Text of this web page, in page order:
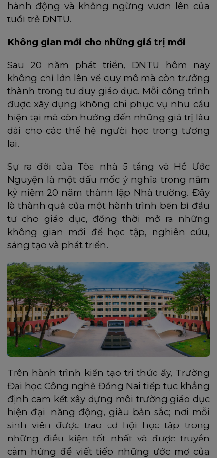
hành động và không ngừng vươn lên của
tuổi trẻ DNTU.
Không gian mới cho những giá trị mới
Sau 20 năm phát triển, DNTU hôm nay
không chỉ lớn lên về quy mô mà còn trưởng
thành trong tư duy giáo dục. Mỗi công trình
được xây dựng không chỉ phục vụ nhu cầu
hiện tại mà còn hướng đến những giá trị lâu
dài cho các thế hệ người học trong tương
lai.
Sự ra đời của Tòa nhà 5 tầng và Hồ Ước
Nguyện là một dấu mốc ý nghĩa trong năm
kỷ niệm 20 năm thành lập Nhà trường. Đây
là thành quả của một hành trình bền bỉ đầu
tư cho giáo dục, đồng thời mở ra những
không gian mới để học tập, nghiên cứu,
sáng tạo và phát triển.
Trên hành trình kiến tạo tri thức ấy, Trường
Đại học Công nghệ Đồng Nai tiếp tục khẳng
định cam kết xây dựng môi trường giáo dục
hiện đại, năng động, giàu bản sắc; nơi mỗi
sinh viên được trao cơ hội học tập trong
những điều kiện tốt nhất và được truyền
cảm hứng để viết tiếp những ước mơ của